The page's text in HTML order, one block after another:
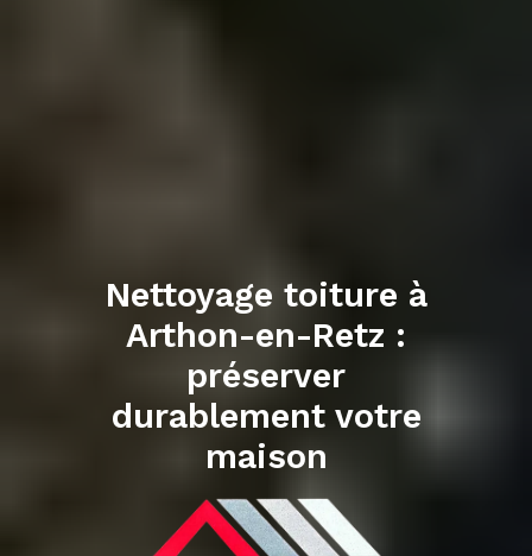
Nettoyage toiture à
Arthon-en-Retz :
préserver
durablement votre
maison